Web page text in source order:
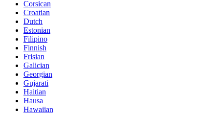
Corsican
Croatian
Dutch
Estonian
Filipino
Finnish
Frisian
Galician
Georgian
Gujarati
Haitian
Hausa
Hawaiian